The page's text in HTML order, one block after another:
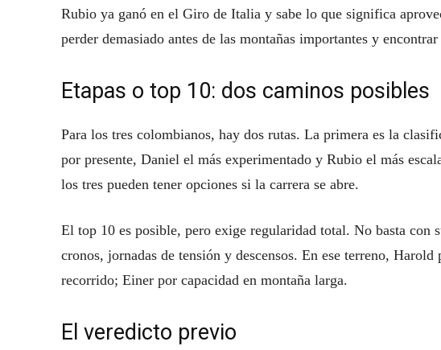
Rubio ya ganó en el Giro de Italia y sabe lo que significa
perder demasiado antes de las montañas importantes y
Etapas o top 10: dos caminos posibles
Para los tres colombianos, hay dos rutas. La primera es la
por presente, Daniel el más experimentado y Rubio el más
los tres pueden tener opciones si la carrera se abre.
El top 10 es posible, pero exige regularidad total. No basta con
cronos, jornadas de tensión y descensos. En ese terreno,
recorrido; Einer por capacidad en montaña larga.
El veredicto previo